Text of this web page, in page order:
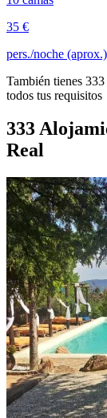
35 €
pers./noche (aprox.)
También tienes
todos tus requisitos
333
Real